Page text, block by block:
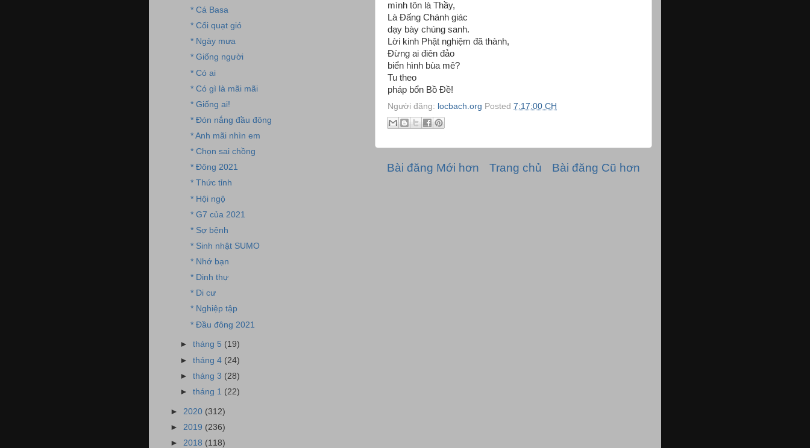
mình tôn là Thầy,
Là Đấng Chánh giác
dạy bày chúng sanh.
Lời kinh Phật nghiệm đã thành,
Đừng ai điên đảo
biển hình bùa mê?
Tu theo
pháp bổn Bồ Đề!
Người đăng: locbach.org Posted 7:17:00 CH
Bài đăng Mới hơn Bài đăng Cũ hơn
Trang chủ
* Cá Basa
* Cối quạt gió
* Ngày mưa
* Giống người
* Có ai
* Có gì là mãi mãi
* Giống ai!
* Đón nắng đầu đông
* Anh mãi nhìn em
* Chọn sai chồng
* Đông 2021
* Thức tỉnh
* Hội ngộ
* G7 của 2021
* Sợ bệnh
* Sinh nhật SUMO
* Nhớ bạn
* Dinh thự
* Di cư
* Nghiệp tập
* Đầu đông 2021
►tháng 5 (19)
►tháng 4 (24)
►tháng 3 (28)
►tháng 1 (22)
► 2020 (312)
► 2019 (236)
► 2018 (118)